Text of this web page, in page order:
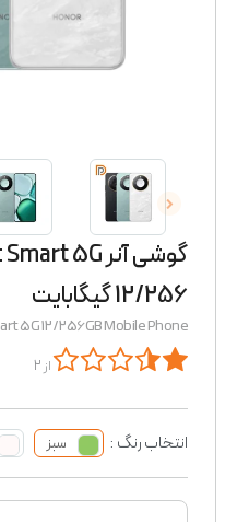
12/256 گیگابایت
5G 12/256GB Mobile Phone
از 2
انتخاب رنگ : سبز